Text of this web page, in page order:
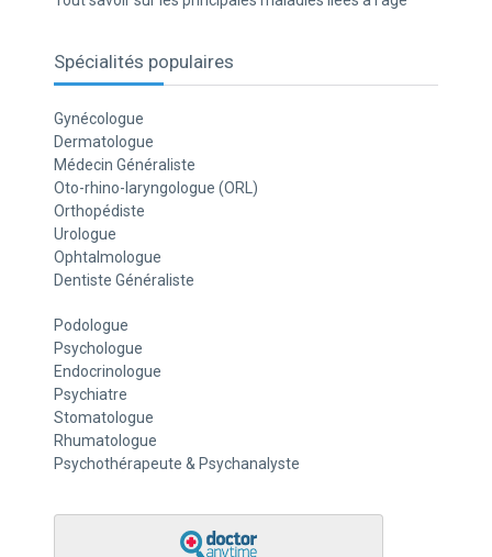
Spécialités populaires
Gynécologue
Dermatologue
Médecin Généraliste
Oto-rhino-laryngologue (ORL)
Orthopédiste
Urologue
Ophtalmologue
Dentiste Généraliste
Podologue
Psychologue
Endocrinologue
Psychiatre
Stomatologue
Rhumatologue
Psychothérapeute & Psychanalyste